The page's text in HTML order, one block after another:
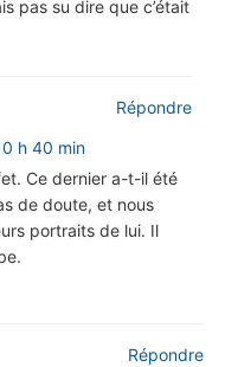
pas su dire que c’était
h 40 min
Ce dernier a-t-il été
de doute, et nous
portraits de lui. Il
Répondre
Répondre